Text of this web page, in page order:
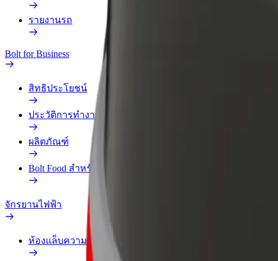
รายงานรถ
Bolt for Business
สิทธิประโยชน์
ประวัติการทำงาน
ผลิตภัณฑ์
Bolt Food สำหรับองค์กร
จักรยานไฟฟ้า
ห้องแล็บความปลอดภัย